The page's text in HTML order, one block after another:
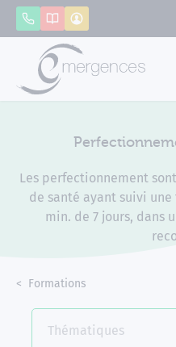
AppelerCatalogue
Les perfectionnement
de santé ayant suivi
min. de 7 jours, dans
Accueil
Formations
Thématiques
Panneau de gestion des